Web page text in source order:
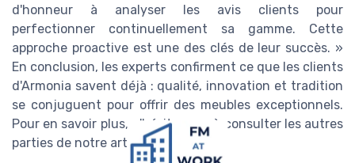
d'honneur à analyser les avis clients pour
perfectionner continuellement sa gamme. Cette
approche proactive est une des clés de leur succès. »
En conclusion, les experts confirment ce que les clients
d'Armonia savent déjà : qualité, innovation et tradition
se conjuguent pour offrir des meubles exceptionnels.
Pour en savoir plus, n'hésitez pas à consulter les autres
parties de notre article.